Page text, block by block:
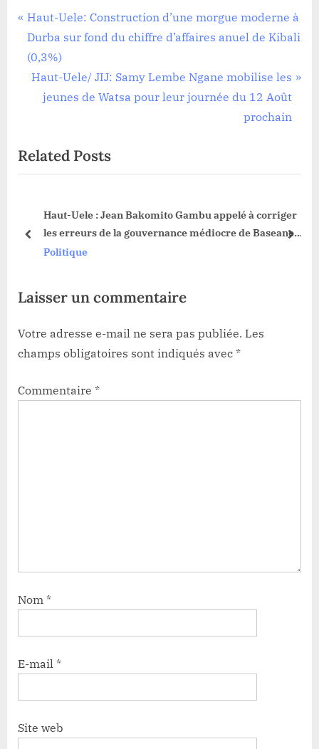
Politique
Navigation
de
l’article
P
r
e
v
s
P
t
Haut-Uele: Construction d’une morgue moderne à
Durba sur fond du chiffre d’affaires anuel de Kibali
(0,3%)
N
P
o
Haut-Uele/ JIJ: Samy Lembe Ngane mobilise les
jeunes de Watsa pour leur journée du 12 Août
prochain
Related Posts
Haut-Uele : Jean Bakomito Gambu appelé à corriger
les erreurs de la gouvernance médiocre de Baseane
Nangaa (Andrito Alendo)
Politique
prev next
Laisser un commentaire
Votre adresse e-mail ne sera pas publiée. Les
champs obligatoires sont indiqués avec *
Commentaire *
Nom *
E-mail *
Site web